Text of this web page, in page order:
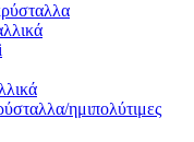
ημιπολύτιμες